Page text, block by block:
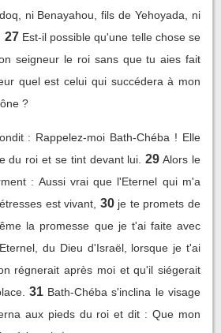
ni Benayahou, fils de Yehoyada, ni
27 Est-il possible qu'une telle chose se
seigneur le roi sans que tu aies fait
quel est celui qui succédera à mon
?
: Rappelez-moi Bath-Chéba ! Elle
du roi et se tint devant lui. 29 Alors le
: Aussi vrai que l'Eternel qui m'a
est vivant, 30 je te promets de
la promesse que je t'ai faite avec
du Dieu d'Israël, lorsque je t'ai
régnerait après moi et qu'il siégerait
31 Bath-Chéba s'inclina le visage
aux pieds du roi et dit : Que mon